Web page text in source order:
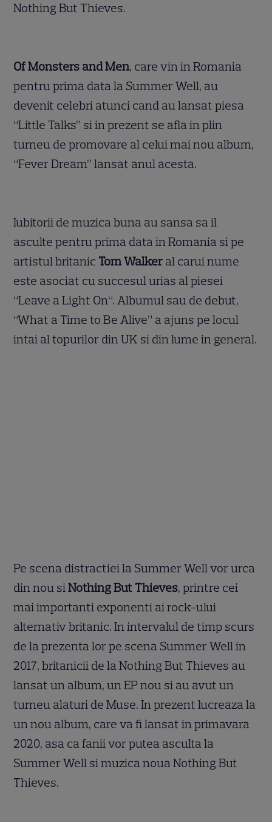
Nothing But Thieves.
Of Monsters and Men, care vin in Romania
pentru prima data la Summer Well, au
devenit celebri atunci cand au lansat piesa
“Little Talks” si in prezent se afla in plin
turneu de promovare al celui mai nou album,
“Fever Dream” lansat anul acesta.
Iubitorii de muzica buna au sansa sa il
asculte pentru prima data in Romania si pe
artistul britanic Tom Walker al carui nume
este asociat cu succesul urias al piesei
“Leave a Light On“. Albumul sau de debut,
“What a Time to Be Alive” a ajuns pe locul
intai al topurilor din UK si din lume in general.
Pe scena distractiei la Summer Well vor urca
din nou siNothing But Thieves, printre cei
mai importanti exponenti ai rock-ului
alternativ britanic. In intervalul de timp scurs
de la prezenta lor pe scena Summer Well in
2017, britanicii de la Nothing But Thieves au
lansat un album, un EP nou si au avut un
turneu alaturi de Muse. In prezent lucreaza la
un nou album, care va fi lansat in primavara
2020, asa ca fanii vor putea asculta la
Summer Well si muzica noua Nothing But
Thieves.